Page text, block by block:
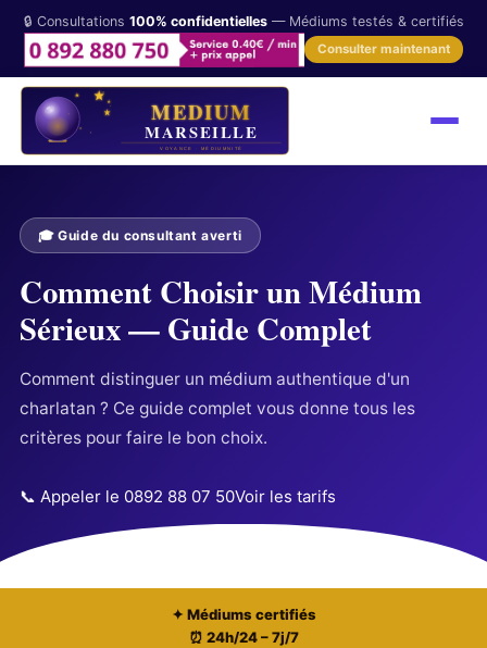
🔒 Consultations 100% confidentielles— Médiums testés & certifiés
Consulter maintenant
🎓 Guide du consultant averti
Comment Choisir un Médium
Sérieux — Guide Complet
Comment distinguer un médium authentique d'un
charlatan ? Ce guide complet vous donne tous les
critères pour faire le bon choix.
📞 Appeler le 0892 88 07 50Voir les tarifs
✦ Médiums certifiés
⏰ 24h/24 – 7j/7